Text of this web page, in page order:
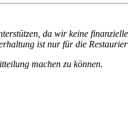
da wir keine
ist nur für die
machen zu können.